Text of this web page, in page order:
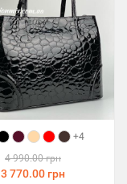
+4
4 990.00 грн
3 770.00 грн